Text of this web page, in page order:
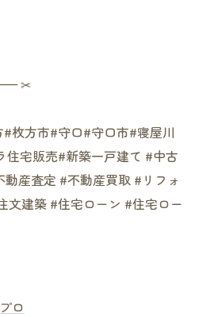
✂︎
枚方市#守口#守口市#寝屋川
住宅販売#新築一戸建て #中古
産査定 #不動産買取 #リフォ
文建築 #住宅ローン #住宅ロー
ロ